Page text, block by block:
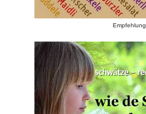
Empfehlung